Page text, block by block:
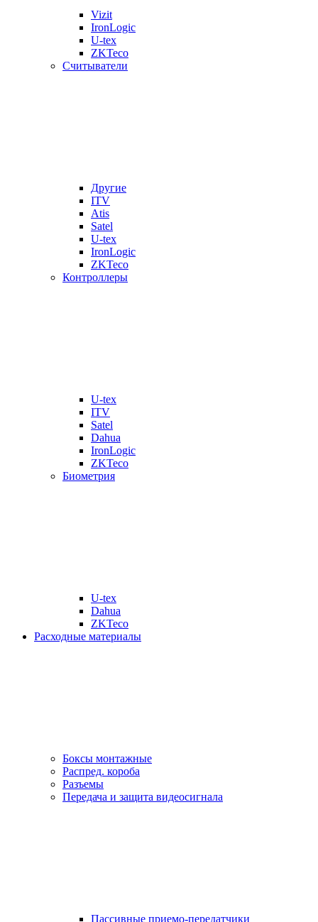
Vizit
IronLogic
U-tex
ZKTeco
Считыватели
Другие
ITV
Atis
Satel
U-tex
IronLogic
ZKTeco
Контроллеры
U-tex
ITV
Satel
Dahua
IronLogic
ZKTeco
Биометрия
U-tex
Dahua
ZKTeco
Расходные материалы
Боксы монтажные
Распред. короба
Разъемы
Передача и защита видеосигнала
Пассивные приемо-передатчики